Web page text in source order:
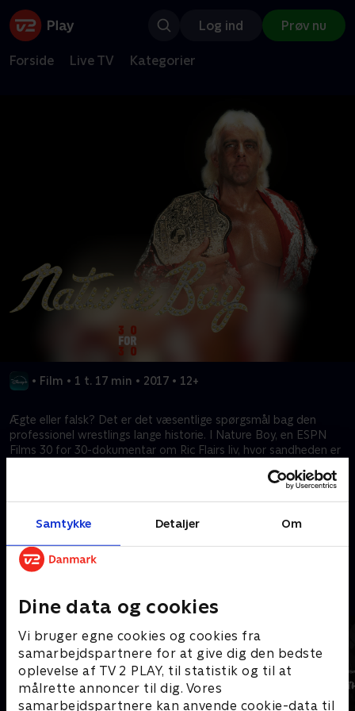
Samtykke Detaljer Om
Dine data og cookies
Vi bruger egne cookies og cookies fra
samarbejdspartnere for at give dig den bedste
oplevelse af TV 2 PLAY, til statistik og til at
målrette annoncer til dig. Vores
samarbejdspartnere kan anvende cookie-data til
Log ind Prøv nu
Forside Live TV Kategorier
• Film • 1 t. 17 min • 2017 • 12+
Ægte eller falsk? Det er det væsentlige spørgsmål bag den
professionel wrestlings lange historie. I Nature Boy, en ESPN
Films 30 for 30-dokumentar om Ric Flairs liv, hvor sandheden er
Christian Laettner) sjælen på en person, som millioner af fans
Kræver tilkøb
Mere indhold fra Disney+